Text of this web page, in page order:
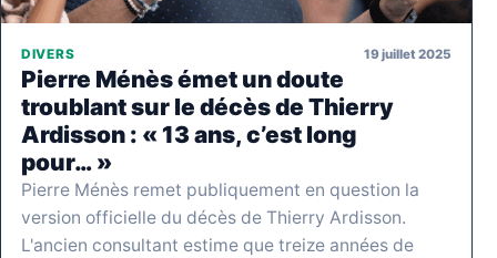
DIVERS 19 juillet 2025
Pierre Ménès émet un doute
troublant sur le décès de Thierry
Ardisson : « 13 ans, c’est long
pour… »
Pierre Ménès remet publiquement en question la
version officielle du décès de Thierry Ardisson.
L'ancien consultant estime que treize années de